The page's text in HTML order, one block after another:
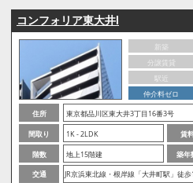
コンフォリア東大井Ⅰ
新築
分譲賃貸
駅近
仲介料ゼロ
住所
東京都品川区東大井3丁目16番3号
間取り
1K - 2LDK 賃
階数
地上15階建 築年
交通
JR京浜東北線・根岸線「大井町駅」徒